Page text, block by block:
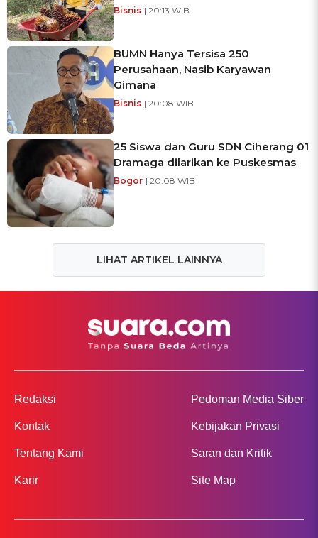
Bisnis | 20:13 WIB
BUMN Hanya Tersisa 250
Perusahaan, Nasib Karyawan
Gimana
Bisnis | 20:08 WIB
25 Siswa dan Guru SDN Ciherang 01
Dramaga dilarikan ke Puskesmas
Bogor | 20:08 WIB
LIHAT ARTIKEL LAINNYA
Redaksi
Kontak
Tentang Kami
Karir
Pedoman Media Siber
Kebijakan Privasi
Saran dan Kritik
Site Map